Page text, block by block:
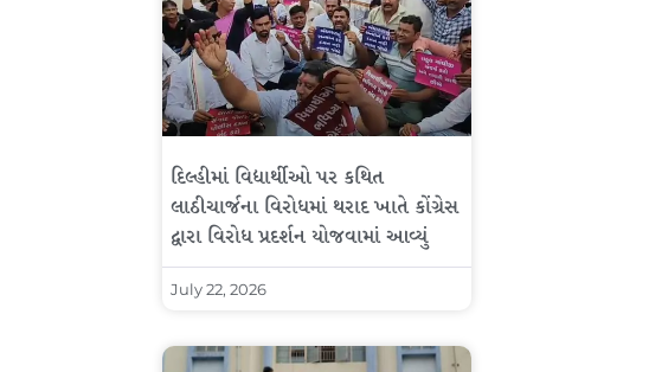
દિલ્હીમાં વિદ્યાર્થીઓ પર કથિત
લાઠીચાર્જના વિરોધમાં થરાદ ખાતે કોંગ્રેસ
દ્વારા વિરોધ પ્રદર્શન યોજવામાં આવ્યું
July 22, 2026